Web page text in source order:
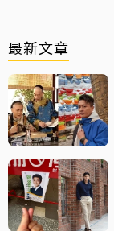
最新文章